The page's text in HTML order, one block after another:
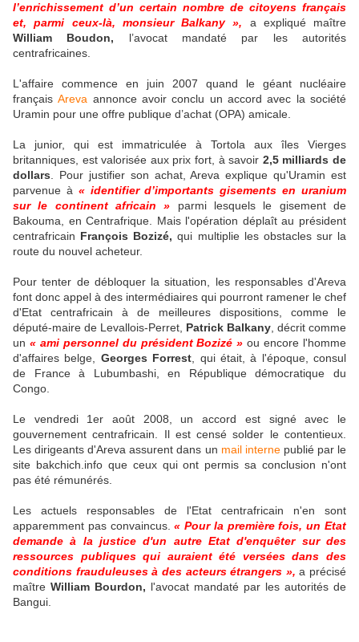
l’enrichissement d’un certain nombre de citoyens français
et, parmi ceux-là, monsieur Balkany », a expliqué maître
William Boudon, l’avocat mandaté par les autorités
centrafricaines.
L'affaire commence en juin 2007 quand le géant nucléaire
françaisAreva annonce avoir conclu un accord avec la société
Uramin pour une offre publique d’achat (OPA) amicale.
La junior, qui est immatriculée à Tortola aux îles Vierges
britanniques, est valorisée aux prix fort, à savoir 2,5 milliards de
dollars . Pour justifier son achat, Areva explique qu'Uramin est
parvenue à « identifier d’importants gisements en uranium
sur le continent africain » parmi lesquels le gisement de
Bakouma, en Centrafrique. Mais l'opération déplaît au président
centrafricain François Bozizé, qui multiplie les obstacles sur la
route du nouvel acheteur.
Pour tenter de débloquer la situation, les responsables d'Areva
font donc appel à des intermédiaires qui pourront ramener le chef
d'Etat centrafricain à de meilleures dispositions, comme le
député-maire de Levallois-Perret, Patrick Balkany , décrit comme
un « ami personnel du président Bozizé » ou encore l'homme
d'affaires belge, Georges Forrest , qui était, à l'époque, consul
de France à Lubumbashi, en République démocratique du
Congo.
Le vendredi 1er août 2008, un accord est signé avec le
gouvernement centrafricain. Il est censé solder le contentieux.
Les dirigeants d'Areva assurent dans un mail internepublié par le
site bakchich.info que ceux qui ont permis sa conclusion n'ont
pas été rémunérés.
Les actuels responsables de l'Etat centrafricain n'en sont
apparemment pas convaincus.« Pour la première fois, un Etat
demande à la justice d'un autre Etat d'enquêter sur des
ressources publiques qui auraient été versées dans des
conditions frauduleuses à des acteurs étrangers », a précisé
maître William Bourdon, l'avocat mandaté par les autorités de
Bangui.